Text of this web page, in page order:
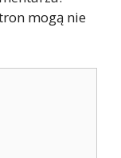
mogą nie